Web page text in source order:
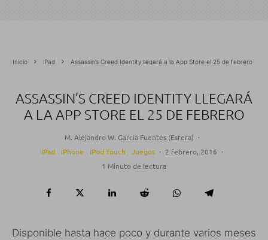
Inicio iPad Assassin’s Creed Identity llegará a la App Store el 25 de febrero
ASSASSIN’S CREED IDENTITY LLEGARÁ
A LA APP STORE EL 25 DE FEBRERO
M. Alejandro W. García Fuentes (Esfera) ·
iPad
iPhone iPod Touch Juegos · 2 febrero, 2016 ·
1 Minuto de lectura
Disponible hasta hace poco y durante varios meses